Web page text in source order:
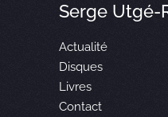
Serge Utgé-
Actualité
Disques
Livres
Contact